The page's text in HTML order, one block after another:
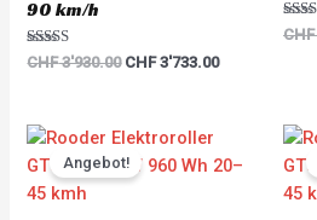
90 km/h
Rated
5.00
CHF3'930.00 CHF3'733.00
5.00
CHF
Angebot!
Original
price
was:
is:
CHF 5'700.00.